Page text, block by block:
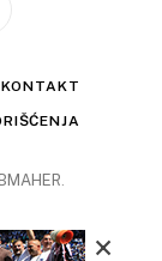
KONTAKT
×